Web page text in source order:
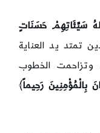
سَيِّئَاتِهِمْ حَسَنَاتٍ
تمتد يد العناية
وتزاحمت الخطوب
بِالْمُؤْمِنِينَ رَحِيماً﴾